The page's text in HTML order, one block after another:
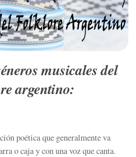
musicales del
argentino:
poética que generalmente va
o caja y con una voz que canta.